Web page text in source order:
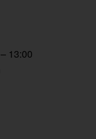
13:00